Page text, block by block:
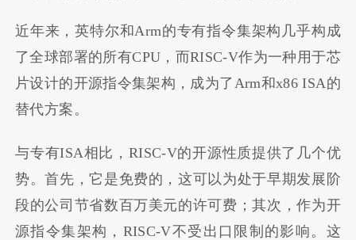
近年来，英特尔和Arm的专有指令集架构几乎构成
了全球部署的所有CPU，而RISC-V作为一种用于芯
片设计的开源指令集架构，成为了Arm和x86 ISA的
替代方案。
与专有ISA相比，RISC-V的开源性质提供了几个优
势。首先，它是免费的，这可以为处于早期发展阶
段的公司节省数百万美元的许可费；其次，作为开
源指令集架构，RISC-V不受出口限制的影响。这